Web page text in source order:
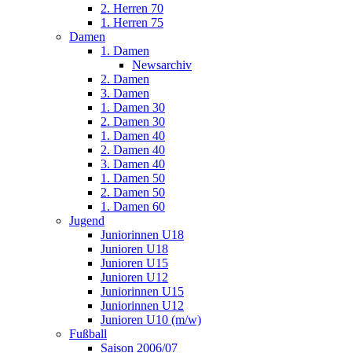
2. Herren 70
1. Herren 75
Damen
1. Damen
Newsarchiv
2. Damen
3. Damen
1. Damen 30
2. Damen 30
1. Damen 40
2. Damen 40
3. Damen 40
1. Damen 50
2. Damen 50
1. Damen 60
Jugend
Juniorinnen U18
Junioren U18
Junioren U15
Junioren U12
Juniorinnen U15
Juniorinnen U12
Junioren U10 (m/w)
Fußball
Saison 2006/07